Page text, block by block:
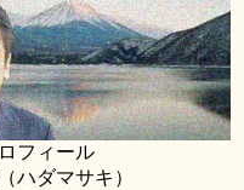
フィール
ハダマサキ）